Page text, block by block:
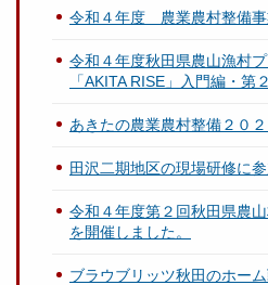
令和４年度 農業農村整備
令和４年度秋田県農山漁村
「AKITA RISE」入門編・第
あきたの農業農村整備２０２
田沢二期地区の現場研修に
令和４年度第２回秋田県農
を開催しました。
ブラウブリッツ秋田のホー